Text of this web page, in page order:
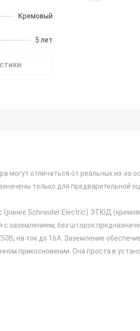
Кремовый
5 лет
могут отличаться от реальных из-за
только для предварительной
(ранее Schneider Electric) ЭТЮД
с заземлением, без шторок
на ток до 16А. Заземление
прикосновении. Она проста в